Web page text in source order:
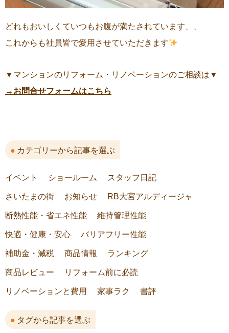
どれもおいしくていつもお腹が満たされています、、
これからも社員皆で愛用させていただきます
▼マンションのリフォーム・リノベーションのご相談は▼
→お問合せフォームはこちら
カテゴリーから記事を選ぶ
イベント ショールーム スタッフ日記
さいたまの街 お知らせ RB大宮アルディージャ
断熱性能・省エネ性能 維持管理性能
快適・健康・安心 バリアフリー性能
補助金・減税 商品情報 ランキング
商品レビュー リフォーム前に必読
リノベーションと費用 家事ラク 書評
タグから記事を選ぶ